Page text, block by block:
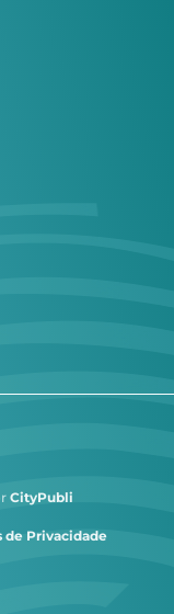
CityPubli
de Privacidade